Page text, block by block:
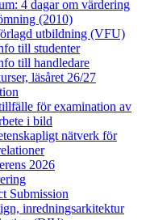
4 dagar om värdering
(2010)
utbildning (VFU)
till studenter
till handledare
läsåret 26/27
för examination av
i bild
nätverk för
2026
Submission
inredningsarkitektur